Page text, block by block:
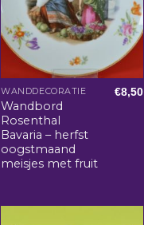
WANDDECORATIE
Wandbord
Rosenthal
Bavaria – herfst
oogstmaand
meisjes met fruit
€8,50